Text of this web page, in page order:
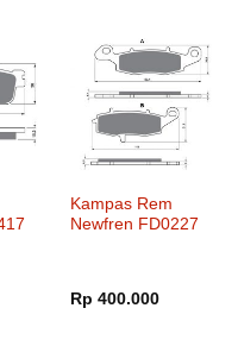
Kampas Rem
Newfren FD0227
Rp 400.000